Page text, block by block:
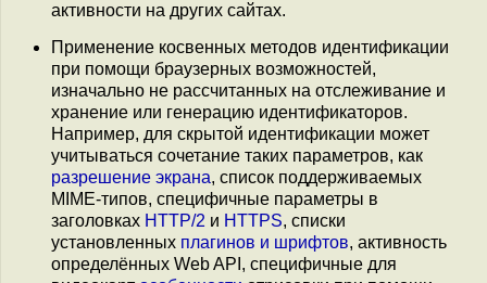
активности на других сайтах.
Применение косвенных методов идентификации
при помощи браузерных возможностей,
изначально не рассчитанных на отслеживание и
хранение или генерацию идентификаторов.
Например, для скрытой идентификации может
учитываться сочетание таких параметров, как
разрешение экрана, список поддерживаемых
MIME-типов, специфичные параметры в
заголовках HTTP/2 и HTTPS, списки
установленных плагинов и шрифтов, активность
определённых Web API, специфичные для